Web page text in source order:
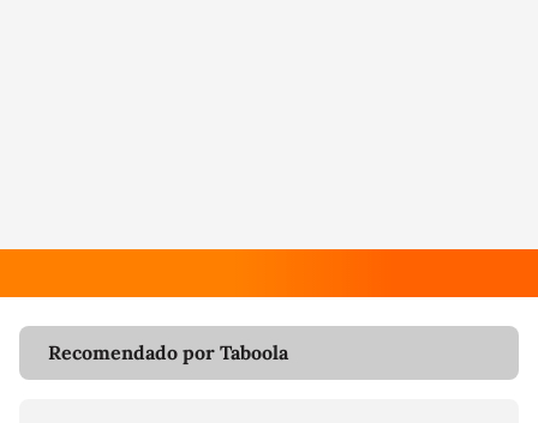
Recomendado por Taboola